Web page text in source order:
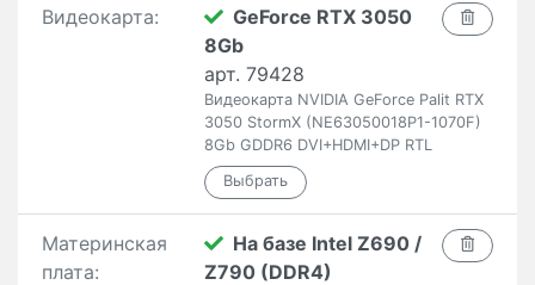
Видеокарта:
GeForce RTX 3050
8Gb
арт. 79428
Видеокарта NVIDIA GeForce Palit RTX
3050 StormX (NE63050018P1-1070F)
8Gb GDDR6 DVI+HDMI+DP RTL
Материнская
плата:
На базе Intel Z690 /
Z790 (DDR4)